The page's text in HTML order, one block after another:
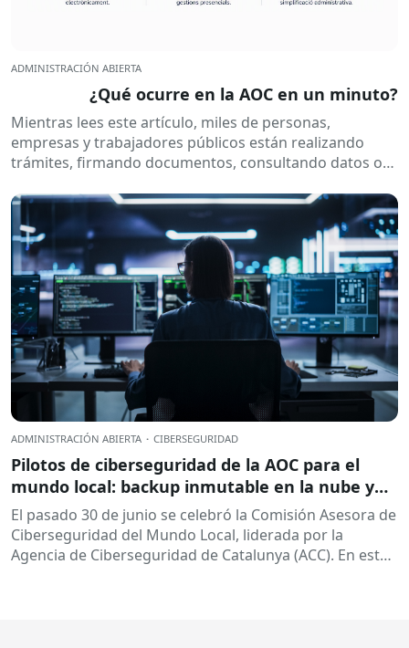
ADMINISTRACIÓN ABIERTA
¿Qué ocurre en la AOC en un minuto?
Mientras lees este artículo, miles de personas,
empresas y trabajadores públicos están realizando
trámites, firmando documentos, consultando datos o
ocurre habitualmente...
ADMINISTRACIÓN ABIERTA · CIBERSEGURIDAD
Pilotos de ciberseguridad de la AOC para el
mundo local: backup inmutable en la nube y
otros
El pasado 30 de junio se celebró la Comisión Asesora de
Ciberseguridad del Mundo Local, liderada por la
Agencia de Ciberseguridad de Catalunya (ACC). En esta